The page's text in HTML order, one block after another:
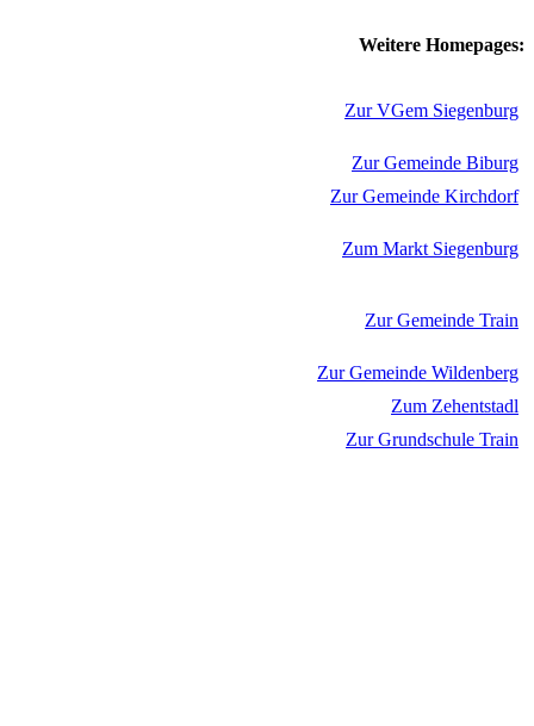
Weitere Homepages:
Zur VGem Siegenburg
Zur Gemeinde Biburg
Zur Gemeinde Kirchdorf
Zum Markt Siegenburg
Zur Gemeinde Train
Zur Gemeinde Wildenberg
Zum Zehentstadl
Zur Grundschule Train